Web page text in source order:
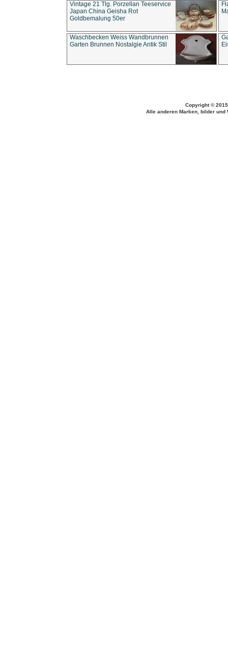
Vintage 21 Tlg. Porzellan Teeservice
Japan China Geisha Rot
Goldbemalung 50er
Waschbecken Weiss Wandbrunnen
Garten Brunnen Nostalgie Antik Stil
Copyright ©
Alle anderen Marken, bilder und